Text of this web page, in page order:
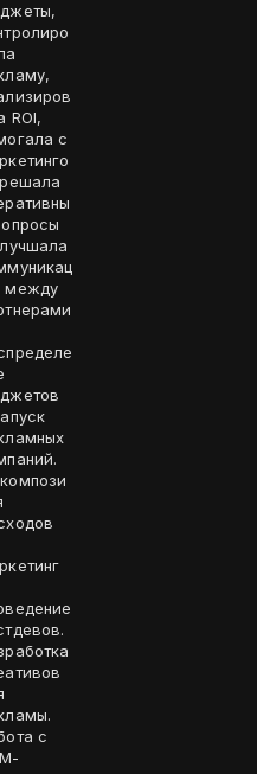
ROI,
с
между
с